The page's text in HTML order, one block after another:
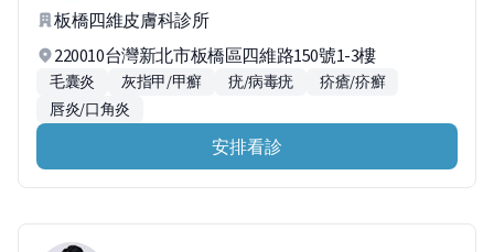
板橋四維皮膚科診所
220010台灣新北市板橋區四維路150號1-3樓
毛囊炎 灰指甲/甲癬 疣/病毒疣
疥瘡/疥癬
唇炎/口角炎
安排看診